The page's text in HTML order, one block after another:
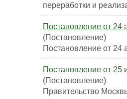
переработки и
Постановление от 24
(Постановление)
Постановление от 24
Постановление от 25
(Постановление)
Правительство